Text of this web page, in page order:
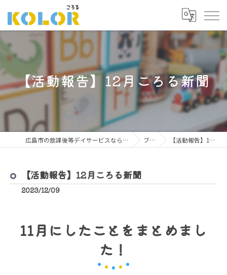
【活動報告】12月ころる新聞
広島市の放課後等デイサービスならこどもサポート広場 ころる ブログ 【活動報告】12月ころる新聞
【活動報告】12月ころる新聞
2023/12/09
11月にしたことをまとめまし
た！